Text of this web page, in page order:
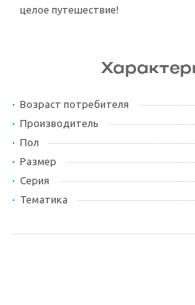
целое путешествие!
Возраст потребителя
Производитель
Пол
Размер
Серия
Тематика